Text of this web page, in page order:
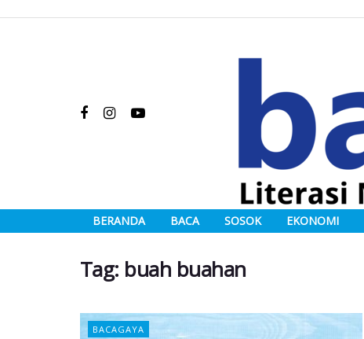
BERANDA BACA SOSOK EKONOMI
Tag: buah buahan
BACAGAYA